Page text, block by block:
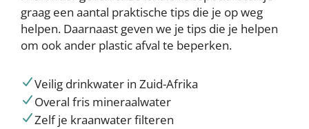
graag een aantal praktische tips die je op weg
helpen. Daarnaast geven we je tips die je helpen
om ook ander plastic afval te beperken.
Veilig drinkwater in Zuid-Afrika
Overal fris mineraalwater
Zelf je kraanwater filteren